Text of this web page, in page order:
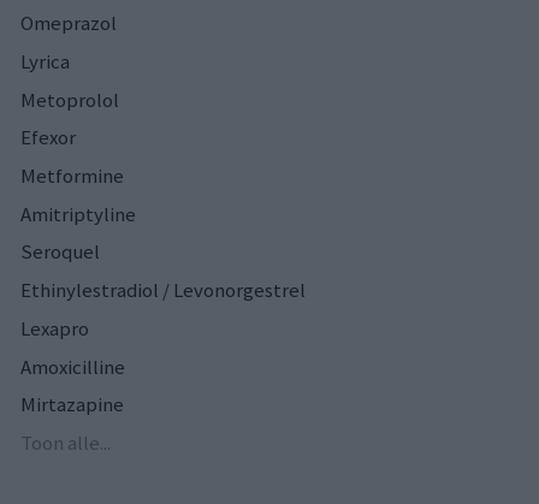
Omeprazol
Lyrica
Metoprolol
Efexor
Metformine
Amitriptyline
Seroquel
Ethinylestradiol / Levonorgestrel
Lexapro
Amoxicilline
Mirtazapine
Toon alle...